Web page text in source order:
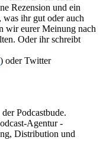
Rezension und ein
was ihr gut oder auch
wir eurer Meinung nach
Oder ihr schreibt
) oder Twitter
Podcastbude.
Agentur -
Distribution und